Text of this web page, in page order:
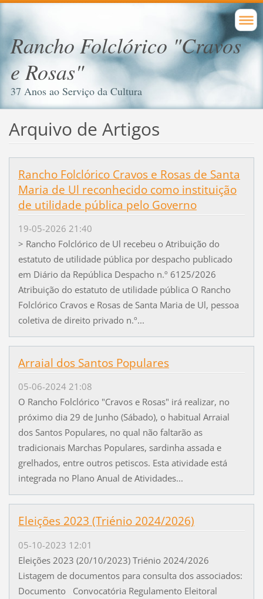
Rancho Folclórico "Cravos
e Rosas"
37 Anos ao Serviço da Cultura
Arquivo de Artigos
Rancho Folclórico Cravos e Rosas de Santa
Maria de Ul reconhecido como instituição
de utilidade pública pelo Governo
19-05-2026 21:40
> Rancho Folclórico de Ul recebeu o Atribuição do
estatuto de utilidade pública por despacho publicado
em Diário da República Despacho n.º 6125/2026
Atribuição do estatuto de utilidade pública O Rancho
Folclórico Cravos e Rosas de Santa Maria de Ul, pessoa
coletiva de direito privado n.º...
Arraial dos Santos Populares
05-06-2024 21:08
O Rancho Folclórico "Cravos e Rosas" irá realizar, no
próximo dia 29 de Junho (Sábado), o habitual Arraial
dos Santos Populares, no qual não faltarão as
tradicionais Marchas Populares, sardinha assada e
grelhados, entre outros petiscos. Esta atividade está
integrada no Plano Anual de Atividades...
Eleições 2023 (Triénio 2024/2026)
05-10-2023 12:01
Eleições 2023 (20/10/2023) Triénio 2024/2026
Listagem de documentos para consulta dos associados:
Documento Convocatória Regulamento Eleitoral